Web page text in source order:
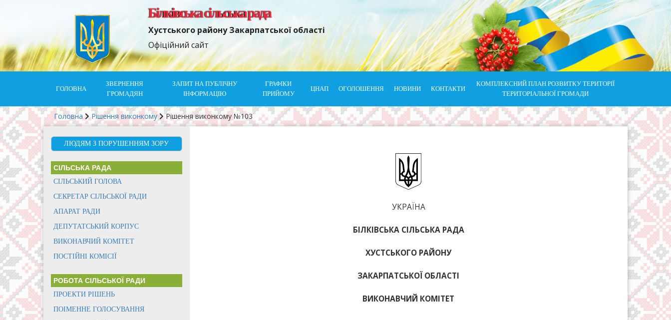
Білківська сільська рада
Хустського району Закарпатської області
Офіційний сайт
ГОЛОВНА
ЗВЕРНЕННЯ
ГРОМАДЯН
ЗАПИТ НА ПУБЛІЧНУ
ІНФОРМАЦІЮ
ГРАФІКИ
ПРИЙОМУ
ЦНАП ОГОЛОШЕННЯ НОВИНИ КОНТАКТИ
КОМПЛЕКСНИЙ ПЛАН РОЗВИТКУ ТЕРИТОРІЇ
ТЕРИТОРІАЛЬНОЇ ГРОМАДИ
Головна Рішення виконкому Рішення виконкому №103
ЛЮДЯМ З ПОРУШЕННЯМ ЗОРУ
СІЛЬСЬКА РАДА
СІЛЬСЬКИЙ ГОЛОВА
СЕКРЕТАР СІЛЬСЬКОЇ РАДИ
АПАРАТ РАДИ
ДЕПУТАТСЬКИЙ КОРПУС
ВИКОНАВЧИЙ КОМІТЕТ
ПОСТІЙНІ КОМІСІЇ
РОБОТА СІЛЬСЬКОЇ РАДИ
ПРОЕКТИ РІШЕНЬ
ПОІМЕННЕ ГОЛОСУВАННЯ
УКРАЇНА
БІЛКІВСЬКА СІЛЬСЬКА РАДА
ХУСТСЬКОГО РАЙОНУ
ЗАКАРПАТСЬКОЇ ОБЛАСТІ
ВИКОНАВЧИЙ КОМІТЕТ